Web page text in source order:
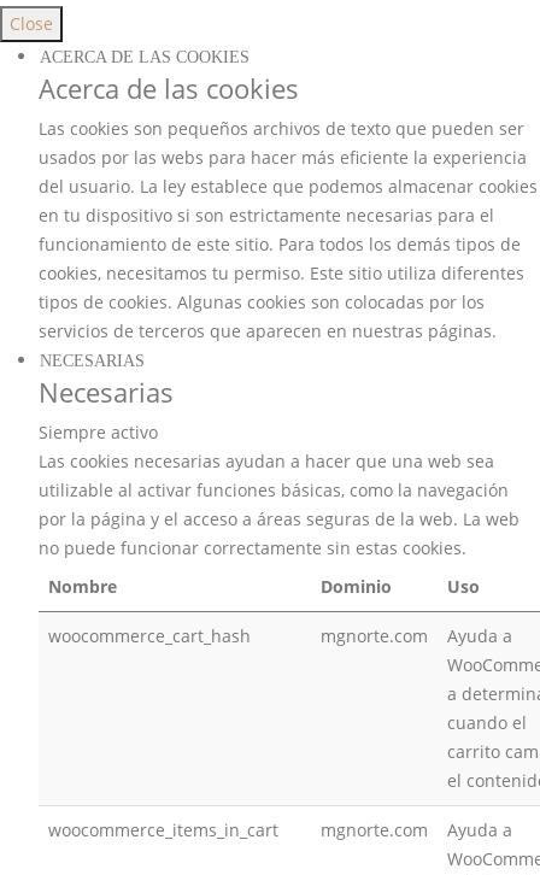
Close
ACERCA DE LAS COOKIES
Acerca de las cookies
Las cookies son pequeños archivos de texto que pueden ser
usados por las webs para hacer más eficiente la experiencia
del usuario. La ley establece que podemos almacenar cookies
en tu dispositivo si son estrictamente necesarias para el
funcionamiento de este sitio. Para todos los demás tipos de
cookies, necesitamos tu permiso. Este sitio utiliza diferentes
tipos de cookies. Algunas cookies son colocadas por los
servicios de terceros que aparecen en nuestras páginas.
NECESARIAS
Necesarias
Siempre activo
Las cookies necesarias ayudan a hacer que una web sea
utilizable al activar funciones básicas, como la navegación
por la página y el acceso a áreas seguras de la web. La web
no puede funcionar correctamente sin estas cookies.
Nombre
Dominio Uso
woocommerce_cart_hash mgnorte.com
Ayuda a
a
cuando el
carrito
el
woocommerce_items_in_cart mgnorte.com
Ayuda a